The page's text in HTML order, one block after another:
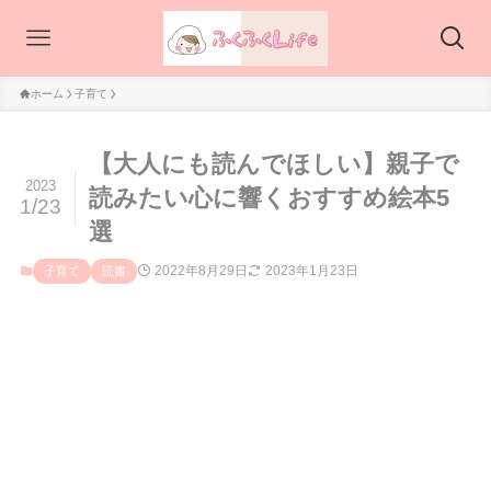
ホーム 子育て
【大人にも読んでほしい】親子で
読みたい心に響くおすすめ絵本5
選
2023
1/23
子育て 読書 2022年8月29日 2023年1月23日